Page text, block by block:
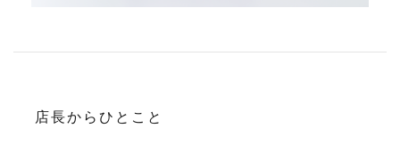
店長からひとこと